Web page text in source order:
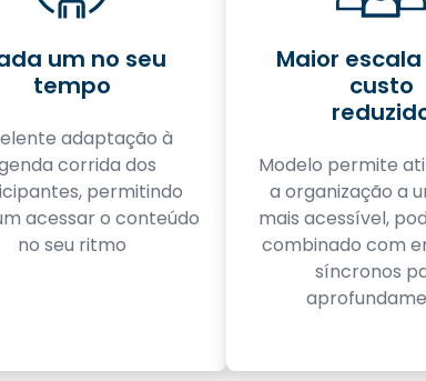
um no seu
tempo
adaptação à
corrida dos
permitindo
acessar o conteúdo
no seu ritmo
Maior
custo
Modelo permite
a organização a
mais acessível,
combinado com
síncronos